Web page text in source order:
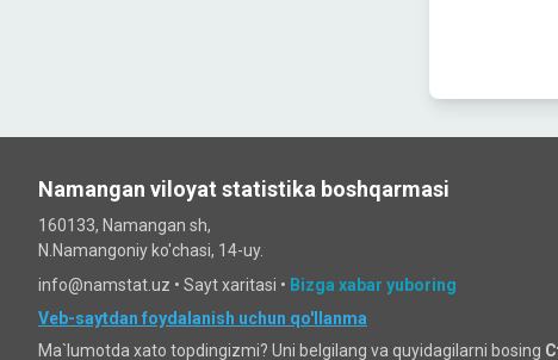
Namangan viloyat statistika boshqarmasi
160133, Namangan sh,
N.Namangoniy ko'chasi, 14-uy.
info@namstat.uz • Sayt xaritasi • Bizga xabar yuboring
Veb-saytdan foydalanish uchun qo'llanma
Ma`lumotda xato topdingizmi? Uni belgilang va quyidagilarni bosing